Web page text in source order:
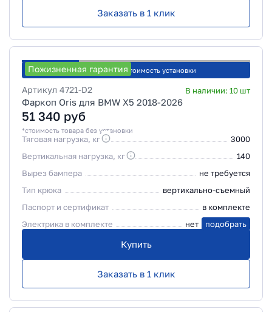
Заказать в 1 клик
Пожизненная гарантияРассчитать стоимость установки
Артикул 4721-D2 В наличии: 10 шт
Фаркоп Oris для BMW X5 2018-2026
51 340 руб
*стоимость товара без установки
Тяговая нагрузка, кг
3000
Вертикальная нагрузка, кг
140
Вырез бампера
не требуется
Тип крюка
вертикально-съемный
Паспорт и сертификат
в комплекте
Электрика в комплекте
нет подобрать
Купить
Заказать в 1 клик